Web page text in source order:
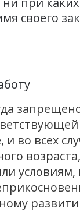
своего
и во всех